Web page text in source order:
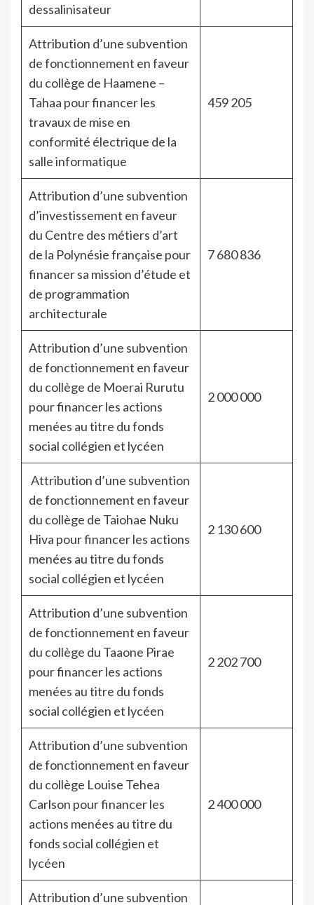
dessalinisateur
Attribution d’une subvention
de fonctionnement en faveur
du collège de Haamene –
Tahaa pour financer les
travaux de mise en
conformité électrique de la
salle informatique
459 205
Attribution d’une subvention
d’investissement en faveur
du Centre des métiers d’art
de la Polynésie française pour
financer sa mission d’étude et
de programmation
architecturale
7 680 836
Attribution d’une subvention
de fonctionnement en faveur
du collège de Moerai Rurutu
pour financer les actions
menées au titre du fonds
social collégien et lycéen
2 000 000
Attribution d’une subvention
de fonctionnement en faveur
du collège de Taiohae Nuku
Hiva pour financer les actions
menées au titre du fonds
social collégien et lycéen
2 130 600
Attribution d’une subvention
de fonctionnement en faveur
du collège du Taaone Pirae
pour financer les actions
menées au titre du fonds
social collégien et lycéen
2 202 700
Attribution d’une subvention
de fonctionnement en faveur
du collège Louise Tehea
Carlson pour financer les
actions menées au titre du
fonds social collégien et
lycéen
2 400 000
Attribution d’une subvention